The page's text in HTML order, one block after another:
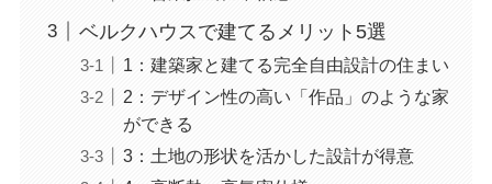
ベルクハウスで建てるメリット5選
1：建築家と建てる完全自由設計の住まい
2：デザイン性の高い「作品」のような家
ができる
3：土地の形状を活かした設計が得意